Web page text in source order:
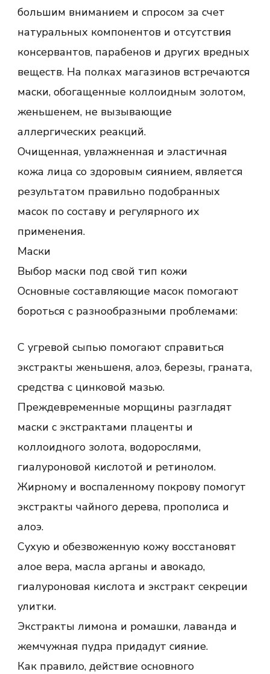
большим вниманием и спросом за счет
натуральных компонентов и отсутствия
консервантов, парабенов и других вредных
веществ. На полках магазинов встречаются
маски, обогащенные коллоидным золотом,
женьшенем, не вызывающие
аллергических реакций.
Очищенная, увлажненная и эластичная
кожа лица со здоровым сиянием, является
результатом правильно подобранных
масок по составу и регулярного их
применения.
Маски
Выбор маски под свой тип кожи
Основные составляющие масок помогают
бороться с разнообразными проблемами:
С угревой сыпью помогают справиться
экстракты женьшеня, алоэ, березы, граната,
средства с цинковой мазью.
Преждевременные морщины разгладят
маски с экстрактами плаценты и
коллоидного золота, водорослями,
гиалуроновой кислотой и ретинолом.
Жирному и воспаленному покрову помогут
экстракты чайного дерева, прополиса и
алоэ.
Сухую и обезвоженную кожу восстановят
алое вера, масла арганы и авокадо,
гиалуроновая кислота и экстракт секреции
улитки.
Экстракты лимона и ромашки, лаванда и
жемчужная пудра придадут сияние.
Как правило, действие основного